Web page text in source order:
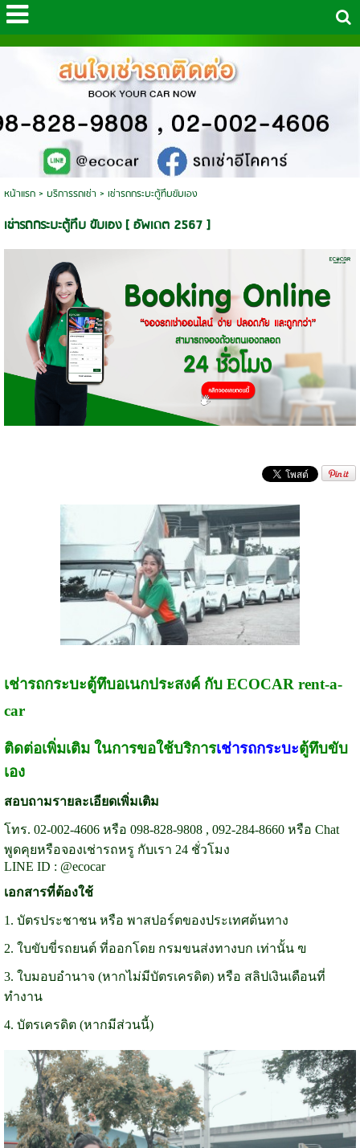
หน้าแรก> บริการรถเช่า > เช่ารถกระบะตู้ทึบขับเอง
เช่ารถกระบะตู้ทึบ ขับเอง [ อัพเดต 2567 ]
เช่ารถกระบะตู้ทึบอเนกประสงค์ กับ ECOCAR rent-a-
car
ติดต่อเพิ่มเติม ในการขอใช้บริการเช่ารถกระบะตู้ทึบขับ
เอง
สอบถามรายละเอียดเพิ่มเติม
โทร. 02-002-4606 หรือ 098-828-9808 , 092-284-8660 หรือ Chat
พูดคุยหรือจองเช่ารถหรู กับเรา 24 ชั่วโมง
LINE ID : @ecocar
เอกสารที่ต้องใช้
1. บัตรประชาชน หรือ พาสปอร์ตของประเทศต้นทาง
2. ใบขับขี่รถยนต์ ที่ออกโดย กรมขนส่งทางบก เท่านั้น ฃ
3. ใบมอบอำนาจ (หากไม่มีบัตรเครดิต) หรือ สลิปเงินเดือนที่
ทำงาน
4. บัตรเครดิต (หากมีส่วนนี้)